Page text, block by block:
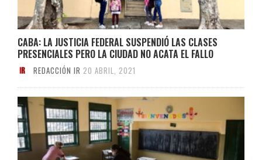
CABA: LA JUSTICIA FEDERAL SUSPENDIÓ LAS CLASES
PRESENCIALES PERO LA CIUDAD NO ACATA EL FALLO
REDACCIÓN IR 20 ABRIL, 2021